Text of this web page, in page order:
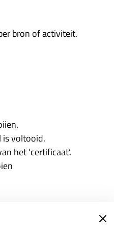
bron of activiteit.
is voltooid.
het ‘certificaat’.